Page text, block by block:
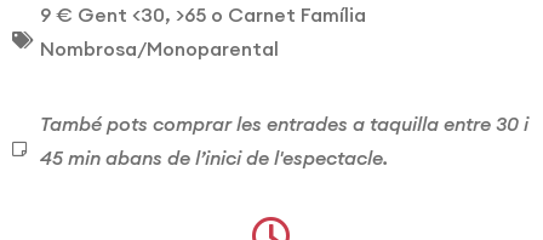
9 € Gent <30, >65 o Carnet Família
Nombrosa/Monoparental
També pots comprar les entrades a taquilla entre 30 i
45 min abans de l’inici de l'espectacle.